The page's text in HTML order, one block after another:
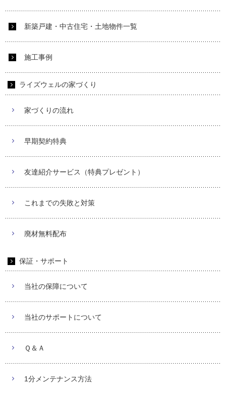
新築戸建・中古住宅・土地物件一覧
施工事例
ライズウェルの家づくり
家づくりの流れ
早期契約特典
友達紹介サービス（特典プレゼント）
これまでの失敗と対策
廃材無料配布
保証・サポート
当社の保障について
当社のサポートについて
Ｑ＆Ａ
1分メンテナンス方法